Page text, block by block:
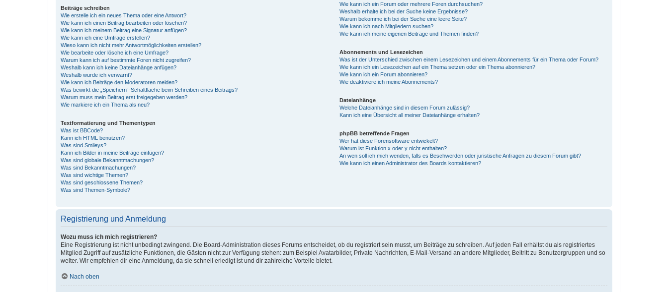
Beiträge schreiben
Wie erstelle ich ein neues Thema oder eine Antwort?
Wie kann ich einen Beitrag bearbeiten oder löschen?
Wie kann ich meinem Beitrag eine Signatur anfügen?
Wie kann ich eine Umfrage erstellen?
Wieso kann ich nicht mehr Antwortmöglichkeiten erstellen?
Wie bearbeite oder lösche ich eine Umfrage?
Warum kann ich auf bestimmte Foren nicht zugreifen?
Weshalb kann ich keine Dateianhänge anfügen?
Weshalb wurde ich verwarnt?
Wie kann ich Beiträge den Moderatoren melden?
Was bewirkt die „Speichern“-Schaltfläche beim Schreiben eines Beitrags?
Warum muss mein Beitrag erst freigegeben werden?
Wie markiere ich ein Thema als neu?
Textformatierung und Thementypen
Was ist BBCode?
Kann ich HTML benutzen?
Was sind Smileys?
Kann ich Bilder in meine Beiträge einfügen?
Was sind globale Bekanntmachungen?
Was sind Bekanntmachungen?
Was sind wichtige Themen?
Was sind geschlossene Themen?
Was sind Themen-Symbole?
Wie kann ich ein Forum oder mehrere Foren durchsuchen?
Weshalb erhalte ich bei der Suche keine Ergebnisse?
Warum bekomme ich bei der Suche eine leere Seite?
Wie kann ich nach Mitgliedern suchen?
Wie kann ich meine eigenen Beiträge und Themen finden?
Abonnements und Lesezeichen
Was ist der Unterschied zwischen einem Lesezeichen und einem Abonnements für ein Thema oder Forum?
Wie kann ich ein Lesezeichen auf ein Thema setzen oder ein Thema abonnieren?
Wie kann ich ein Forum abonnieren?
Wie deaktiviere ich meine Abonnements?
Dateianhänge
Welche Dateianhänge sind in diesem Forum zulässig?
Kann ich eine Übersicht all meiner Dateianhänge erhalten?
phpBB betreffende Fragen
Wer hat diese Forensoftware entwickelt?
Warum ist Funktion x oder y nicht enthalten?
An wen soll ich mich wenden, falls es Beschwerden oder juristische Anfragen zu diesem Forum gibt?
Wie kann ich einen Administrator des Boards kontaktieren?
Registrierung und Anmeldung
Wozu muss ich mich registrieren?
Eine Registrierung ist nicht unbedingt zwingend. Die Board-Administration dieses Forums entscheidet, ob du registriert sein musst, um Beiträge zu schreiben. Auf jeden Fall erhältst du als registriertes
Mitglied Zugriff auf zusätzliche Funktionen, die Gästen nicht zur Verfügung stehen: zum Beispiel Avatarbilder, Private Nachrichten, E-Mail-Versand an andere Mitglieder, Beitritt zu Benutzergruppen und so
weiter. Wir empfehlen dir eine Anmeldung, da sie schnell erledigt ist und dir zahlreiche Vorteile bietet.
Nach oben